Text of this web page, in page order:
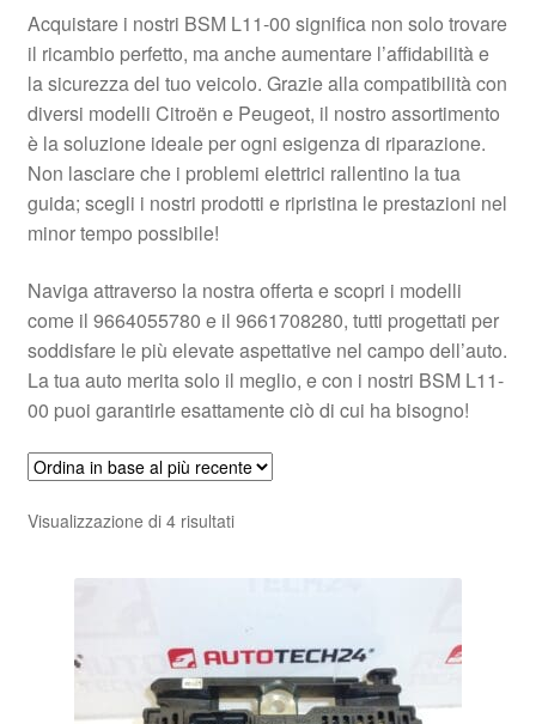
Spedizione in tutto il mondo
Termini e condizioni
Acquistare i nostri BSM L11-00 significa non solo trovare
il ricambio perfetto, ma anche aumentare l’affidabilità e
la sicurezza del tuo veicolo. Grazie alla compatibilità con
diversi modelli Citroën e Peugeot, il nostro assortimento
è la soluzione ideale per ogni esigenza di riparazione.
Non lasciare che i problemi elettrici rallentino la tua
guida; scegli i nostri prodotti e ripristina le prestazioni nel
minor tempo possibile!
Naviga attraverso la nostra offerta e scopri i modelli
come il 9664055780 e il 9661708280, tutti progettati per
soddisfare le più elevate aspettative nel campo dell’auto.
La tua auto merita solo il meglio, e con i nostri BSM L11-
00 puoi garantirle esattamente ciò di cui ha bisogno!
Visualizzazione di 4 risultatiOrdina
base
più
recente